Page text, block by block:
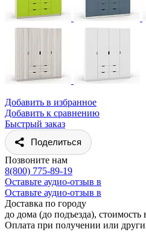
Добавить в избранное
Добавить к сравнению
Быстрый заказ
Поделиться
Позвоните нам
8(800) 775-89-19
Оставьте аудио-отзыв в
Оставьте аудио-отзыв в
Доставка по городу
до дома (до подъезда), стоимость
Оплата при получении или